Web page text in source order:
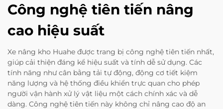
Công nghệ tiên tiến nâng
cao hiệu suất
Xe nâng kho Huahe được trang bị công nghệ tiên tiến nhất,
giúp cải thiện đáng kể hiệu suất và tính dễ sử dụng. Các
tính năng như cân bằng tải tự động, động cơ tiết kiệm
năng lượng và hệ thống điều khiển trực quan cho phép
người vận hành xử lý vật liệu một cách chính xác và dễ
dàng. Công nghệ tiên tiến này không chỉ nâng cao độ an